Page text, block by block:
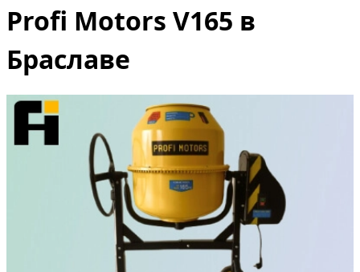
Profi Motors V165 в
Браславе